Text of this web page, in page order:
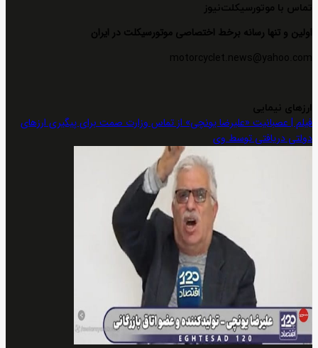
تماس با موتورسیکلت‌نیوز
اولین و تنها رسانه برخط اختصاصی موتورسیکلت در ایران
motorcyclet.news@yahoo.com
ارزهای نیمایی
فیلم | عصبانیت «علیرضا یونچی» از تماس وزارت صمت برای پیگیری ارزهای
دولتی دریافتی توسط وی